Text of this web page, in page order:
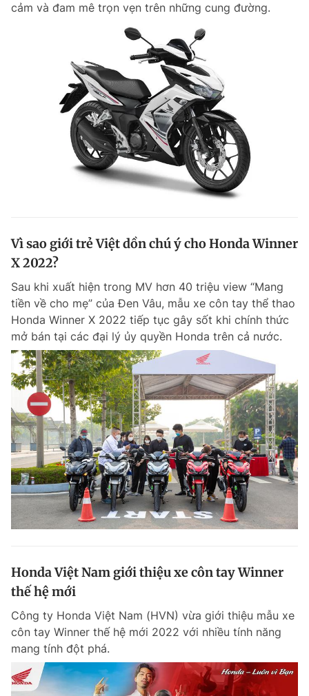
cảm và đam mê trọn vẹn trên những cung đường.
Vì sao giới trẻ Việt dồn chú ý cho Honda Winner
X 2022?
Sau khi xuất hiện trong MV hơn 40 triệu view “Mang
tiền về cho mẹ” của Đen Vâu, mẫu xe côn tay thể thao
Honda Winner X 2022 tiếp tục gây sốt khi chính thức
mở bán tại các đại lý ủy quyền Honda trên cả nước.
Honda Việt Nam giới thiệu xe côn tay Winner
thế hệ mới
Công ty Honda Việt Nam (HVN) vừa giới thiệu mẫu xe
côn tay Winner thế hệ mới 2022 với nhiều tính năng
mang tính đột phá.